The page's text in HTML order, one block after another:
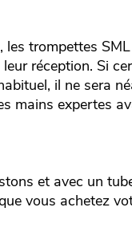
les trompettes
réception. Si
il ne sera
mains expertes
et avec un
vous achetez